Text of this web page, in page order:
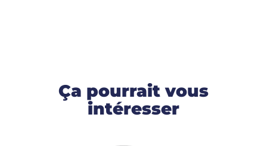
Ça pourrait vous
intéresser